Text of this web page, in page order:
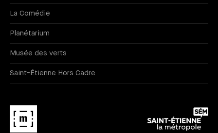
La Comédie
Planétarium
Musée des verts
Saint-Étienne Hors Cadre